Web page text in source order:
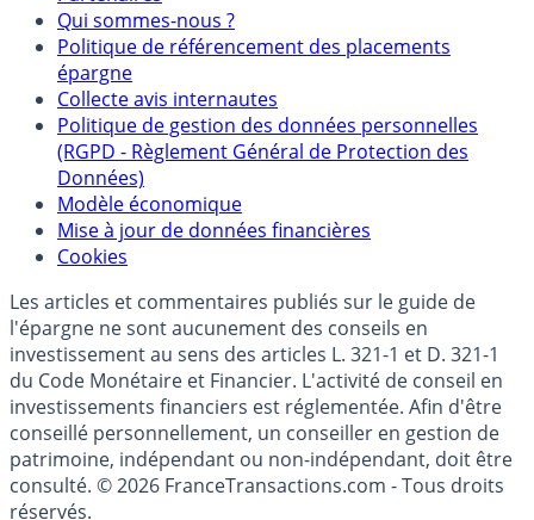
Mentions légales et Conditions d’utilisation
Partenaires
Qui sommes-nous ?
Politique de référencement des placements
épargne
Collecte avis internautes
Politique de gestion des données personnelles
(RGPD - Règlement Général de Protection des
Données)
Modèle économique
Cookies
Les articles et commentaires publiés sur le guide de
l'épargne ne sont aucunement des conseils en
investissement au sens des articles L. 321-1 et D. 321-1
du Code Monétaire et Financier. L'activité de conseil en
investissements financiers est réglementée. Afin d'être
conseillé personnellement, un conseiller en gestion de
patrimoine, indépendant ou non-indépendant, doit être